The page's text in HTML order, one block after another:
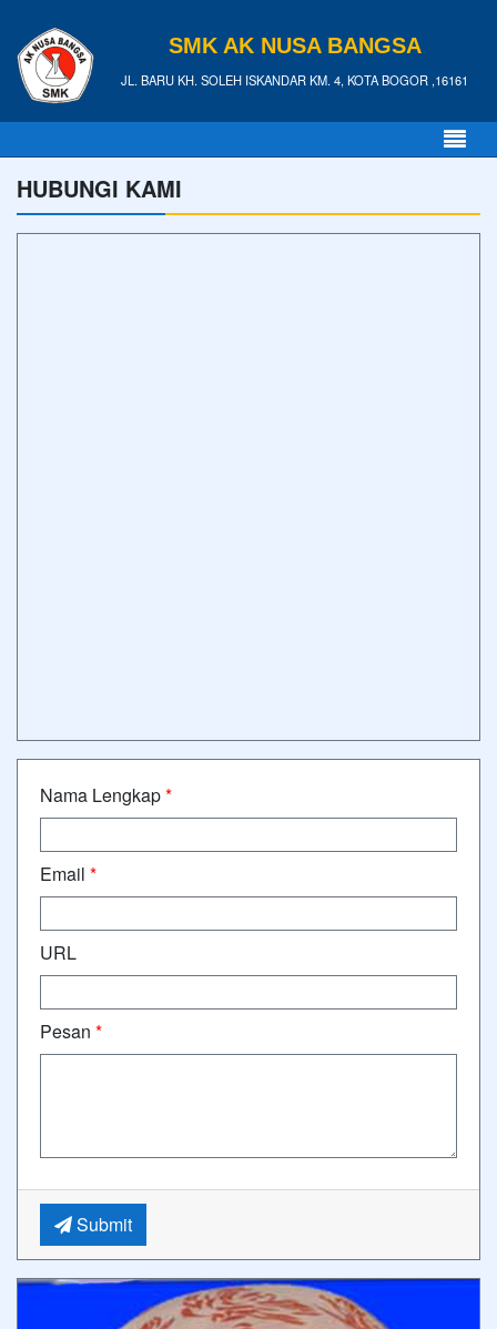
SMK AK NUSA BANGSA
JL. BARU KH. SOLEH ISKANDAR KM. 4, KOTA BOGOR ,16161
HUBUNGI KAMI
Nama Lengkap*
Email *
URL
Pesan *
Submit